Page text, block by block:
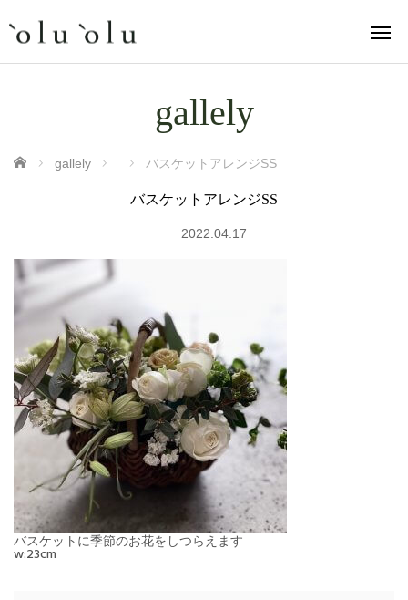
gallely
ホーム gallely バスケットアレンジSS
バスケットアレンジSS
2022.04.17
バスケットに季節のお花をしつらえます
w:23cm